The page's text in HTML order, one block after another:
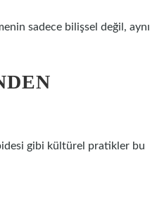
sadece bilişsel değil, aynı
gibi kültürel pratikler bu